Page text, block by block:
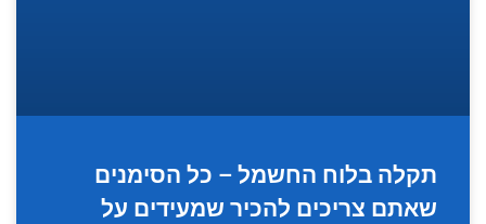
תקלה בלוח החשמל – כל הסימנים
שאתם צריכים להכיר שמעידים על